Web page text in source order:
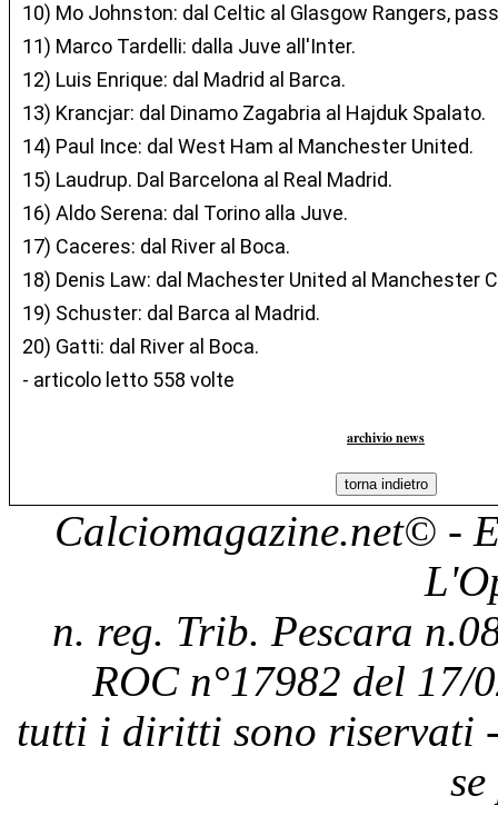
10) Mo Johnston: dal Celtic al Glasgow Rangers,
11) Marco Tardelli: dalla Juve all'Inter.
12) Luis Enrique: dal Madrid al Barca.
13) Krancjar: dal Dinamo Zagabria al Hajduk Spalato.
14) Paul Ince: dal West Ham al Manchester United.
15) Laudrup. Dal Barcelona al Real Madrid.
16) Aldo Serena: dal Torino alla Juve.
17) Caceres: dal River al Boca.
18) Denis Law: dal Machester United al Manchester
19) Schuster: dal Barca al Madrid.
20) Gatti: dal River al Boca.
- articolo letto 558 volte
archivio news
Calciomagazine.net© -
n. reg. Trib. Pescara
ROC n°17982 del 17/
tutti i diritti sono riservati